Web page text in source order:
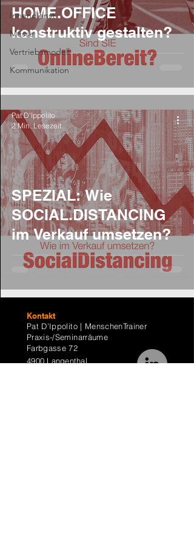
Innendienst
Messe
Vertriebsmodell
Kommunikation
HOME.OFFICE
konstruktiv gestalten?
SPEZIAL: Wie
SOCIAL.DISTANCING
im Verkauf umsetzen?
Pat D'Ippolito
2 Min. Lesezeit
Kontakt
Pat D'Ippolito | MenschenTrainer
Praxis-/Seminarräume
Farbgasse 72
4900 Langenthal